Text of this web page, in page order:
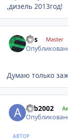
,дизель 2013год!
kvs Master
Думаю только
aab2002
АВТОР